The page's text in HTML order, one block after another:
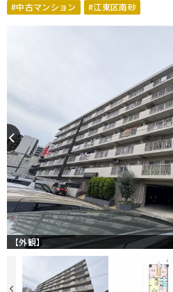
#中古マンション #江東区南砂
【外観】